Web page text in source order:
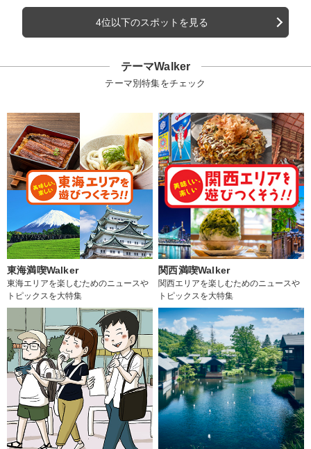
4位以下のスポットを見る
テーマWalker
テーマ別特集をチェック
東海満喫Walker
東海エリアを楽しむためのニュースや
トピックスを大特集
関西満喫Walker
関西エリアを楽しむためのニュースや
トピックスを大特集